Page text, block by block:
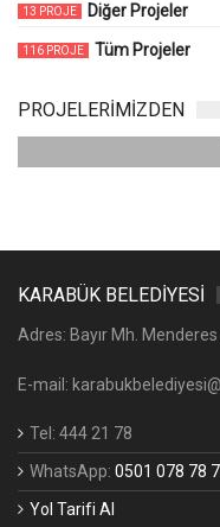
13 PROJE Diğer Projeler
116 PROJE Tüm Projeler
PROJELERİMİZDEN
KARABÜK BELEDİYESİ
Adres: Bayır Mh.
E-mail:
Tel: 444 21 78
WhatsApp: 0501 078 78
Yol Tarifi Al